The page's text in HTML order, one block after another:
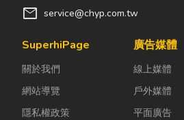
表」與「永續
多中小企業主
又不是上市櫃
公司，為...
依承作單位不
為證券公司的
行的有價證券
貸款，以...
mail service@chyp.com.tw
SuperhiPage
關於我們
網站導覽
隱私權政策
廣告媒體
線上媒體
戶外媒體
平面廣告